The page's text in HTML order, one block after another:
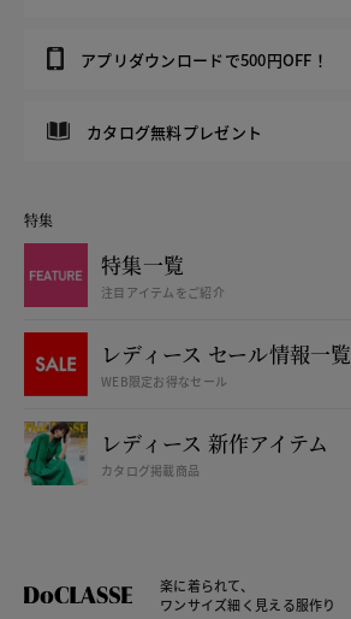
アプリダウンロードで500円OFF！
カタログ無料プレゼント
特集
特集一覧
注目アイテムをご紹介
レディース セール情報一覧
WEB限定お得なセール
レディース 新作アイテム
カタログ掲載商品
楽に着られて、
ワンサイズ細く見える服作り